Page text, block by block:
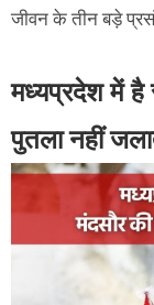
जीवन के तीन बड़े
मध्यप्रदेश में
पुतला नहीं